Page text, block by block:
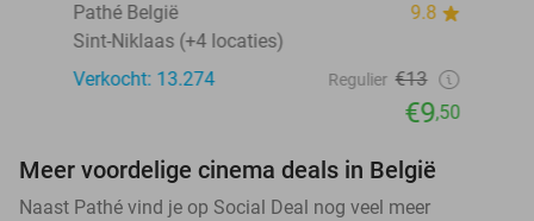
Pathé België
9.8
Sint-Niklaas (+4 locaties)
Verkocht: 13.274
Regulier €13
€9,50
Meer voordelige cinema deals in België
Naast Pathé vind je op Social Deal nog veel meer